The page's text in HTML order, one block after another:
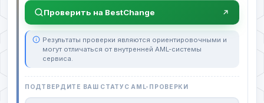
Проверить на BestChange
Результаты проверки являются ориентировочными и
могут отличаться от внутренней AML-системы
сервиса.
ПОДТВЕРДИТЕ ВАШ СТАТУС AML-ПРОВЕРКИ